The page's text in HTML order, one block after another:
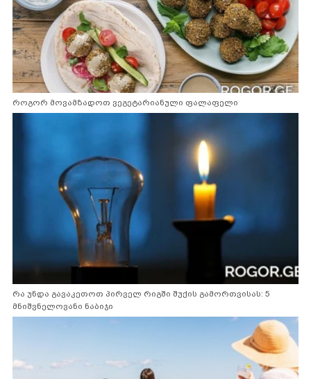
როგორ მოვამზადოთ ვეგეტარიანული ფალაფელი
რა უნდა გავაკეთოთ პირველ რიგში შუქის გამორთვისას: 5
მნიშვნელოვანი ნაბიჯი